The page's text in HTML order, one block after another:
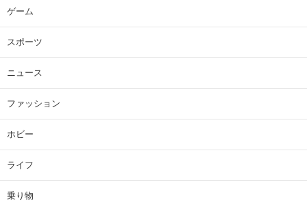
ゲーム
スポーツ
ニュース
ファッション
ホビー
ライフ
乗り物